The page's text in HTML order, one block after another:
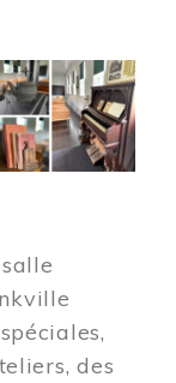
des